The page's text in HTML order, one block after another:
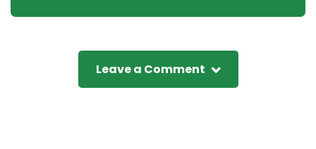
Leave a Comment